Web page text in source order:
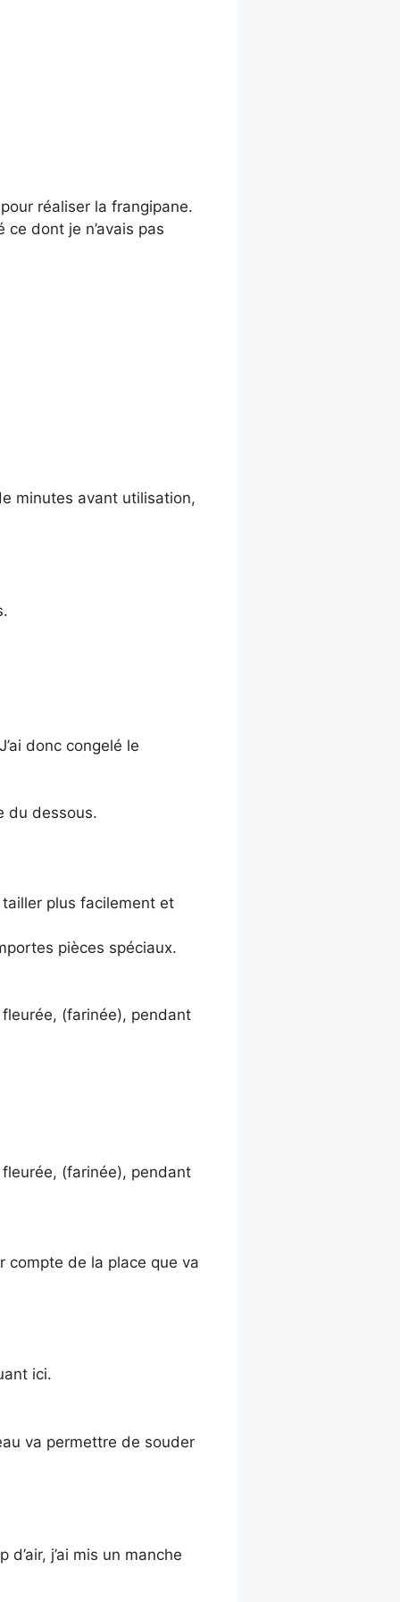
réaliser la frangipane.
dont je n’avais pas
minutes avant utilisation,
donc congelé le
du dessous.
plus facilement et
pièces spéciaux.
(farinée), pendant
(farinée), pendant
compte de la place que va
ici.
va permettre de souder
j’ai mis un manche